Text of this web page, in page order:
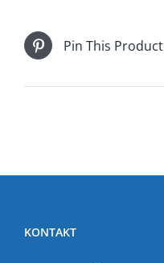
Pin This Product
KONTAKT